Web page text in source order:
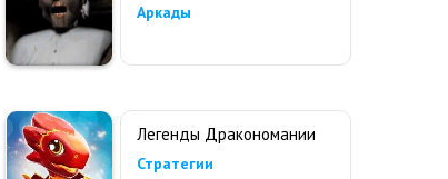
Аркады
Легенды Дракономании
Стратегии